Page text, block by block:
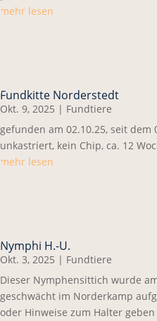
mehr lesen
Fundkitte Norderstedt
Okt. 9, 2025 | Fundtiere
gefunden am 02.10.25, seit dem
unkastriert, kein Chip, ca. 12
mehr lesen
Nymphi H.-U.
Okt. 3, 2025 | Fundtiere
Dieser Nymphensittich wurde
geschwächt im Norderkamp
oder Hinweise zum Halter